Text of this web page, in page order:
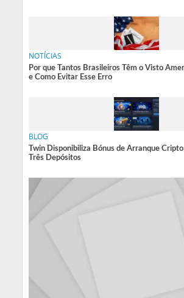
NOTÍCIAS
Por que Tantos Brasileiros Têm o Visto
e Como Evitar Esse Erro
BLOG
Twin Disponibiliza Bónus de Arranque
Três Depósitos